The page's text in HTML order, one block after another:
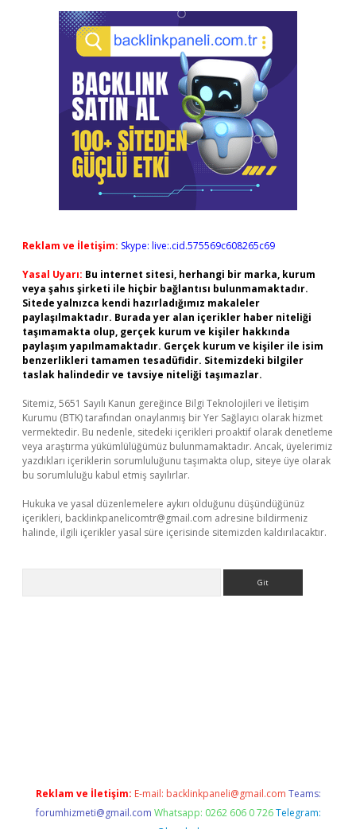
Reklam ve İletişim: Skype: live:.cid.575569c608265c69
Yasal Uyarı: Bu internet sitesi, herhangi bir marka, kurum
veya şahıs şirketi ile hiçbir bağlantısı bulunmamaktadır.
Sitede yalnızca kendi hazırladığımız makaleler
paylaşılmaktadır. Burada yer alan içerikler haber niteliği
taşımamakta olup, gerçek kurum ve kişiler hakkında
paylaşım yapılmamaktadır. Gerçek kurum ve kişiler ile isim
benzerlikleri tamamen tesadüfidir. Sitemizdeki bilgiler
taslak halindedir ve tavsiye niteliği taşımazlar.
Sitemiz, 5651 Sayılı Kanun gereğince Bilgi Teknolojileri ve İletişim
Kurumu (BTK) tarafından onaylanmış bir Yer Sağlayıcı olarak hizmet
vermektedir. Bu nedenle, sitedeki içerikleri proaktif olarak denetleme
veya araştırma yükümlülüğümüz bulunmamaktadır. Ancak, üyelerimiz
yazdıkları içeriklerin sorumluluğunu taşımakta olup, siteye üye olarak
bu sorumluluğu kabul etmiş sayılırlar.
Hukuka ve yasal düzenlemelere aykırı olduğunu düşündüğünüz
içerikleri, backlinkpanelicomtr@gmail.com adresine bildirmeniz
halinde, ilgili içerikler yasal süre içerisinde sitemizden kaldırılacaktır.
Reklam ve İletişim: E-mail: backlinkpaneli@gmail.com Teams:
forumhizmeti@gmail.com Whatsapp: 0262 606 0 726 Telegram: